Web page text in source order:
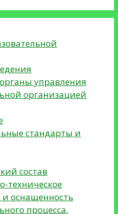
управления
организацией
стандарты и
состав
техническое
и оснащенность
процесса.